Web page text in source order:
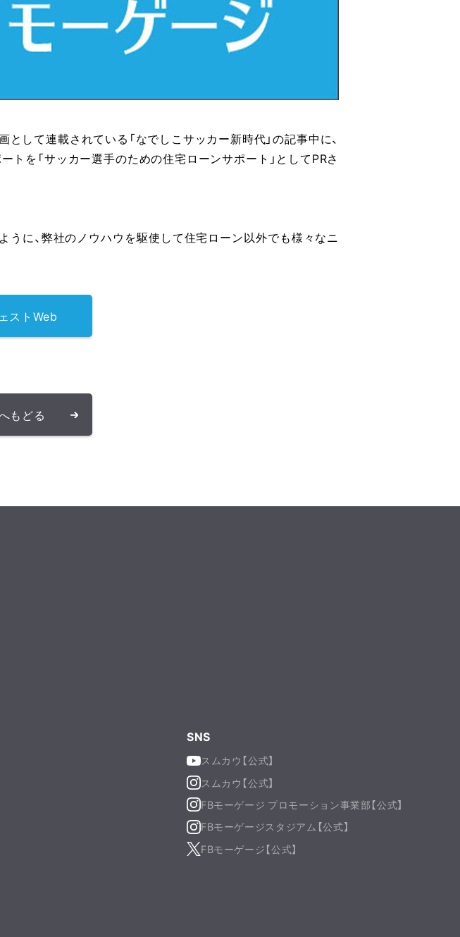
して連載されている「なでしこサッカー新時代」の記事中に、
を「サッカー選手のための住宅ローンサポート」としてPRさ
に、弊社のノウハウを駆使して住宅ローン以外でも様々なニ
ストWeb
もどる
SNS
スムカウ【公式】
スムカウ【公式】
FBモーゲージ プロモーション事業部【公式】
FBモーゲージスタジアム【公式】
FBモーゲージ【公式】